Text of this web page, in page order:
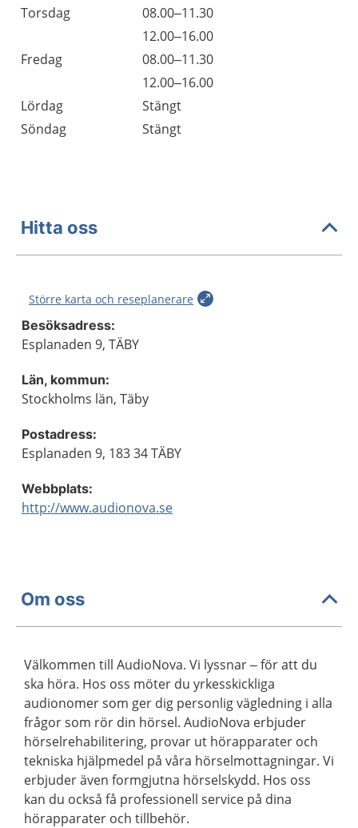
Torsdag
08.00–11.30
12.00–16.00
Fredag
08.00–11.30
12.00–16.00
Lördag
Stängt
Söndag
Stängt
Hitta oss
Större karta och reseplanerare
Besöksadress:
Esplanaden 9, TÄBY
Län, kommun:
Stockholms län, Täby
Postadress:
Esplanaden 9, 183 34 TÄBY
Webbplats:
http://www.audionova.se
Om oss
Välkommen till AudioNova. Vi lyssnar – för att du
ska höra. Hos oss möter du yrkesskickliga
audionomer som ger dig personlig vägledning i alla
frågor som rör din hörsel. AudioNova erbjuder
hörselrehabilitering, provar ut hörapparater och
tekniska hjälpmedel på våra hörselmottagningar. Vi
erbjuder även formgjutna hörselskydd. Hos oss
kan du också få professionell service på dina
hörapparater och tillbehör.